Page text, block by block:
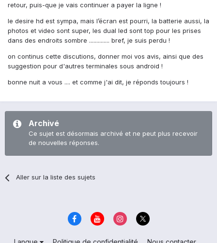
retour, puis-que je vais continuer a payer la ligne !
le desire hd est sympa, mais l’écran est pourri, la batterie aussi, la
photos et video sont super, les dual led sont top pour les prises
dans des endroits sombre .............. bref, je suis perdu !
on continus cette discutions, donner moi vos avis, ainsi que des
suggestion pour d'autres terminales sous android !
bonne nuit a vous .... et comme j'ai dit, je réponds toujours !
Archivé
Ce sujet est désormais archivé et ne peut plus recevoir
de nouvelles réponses.
Aller sur la liste des sujets